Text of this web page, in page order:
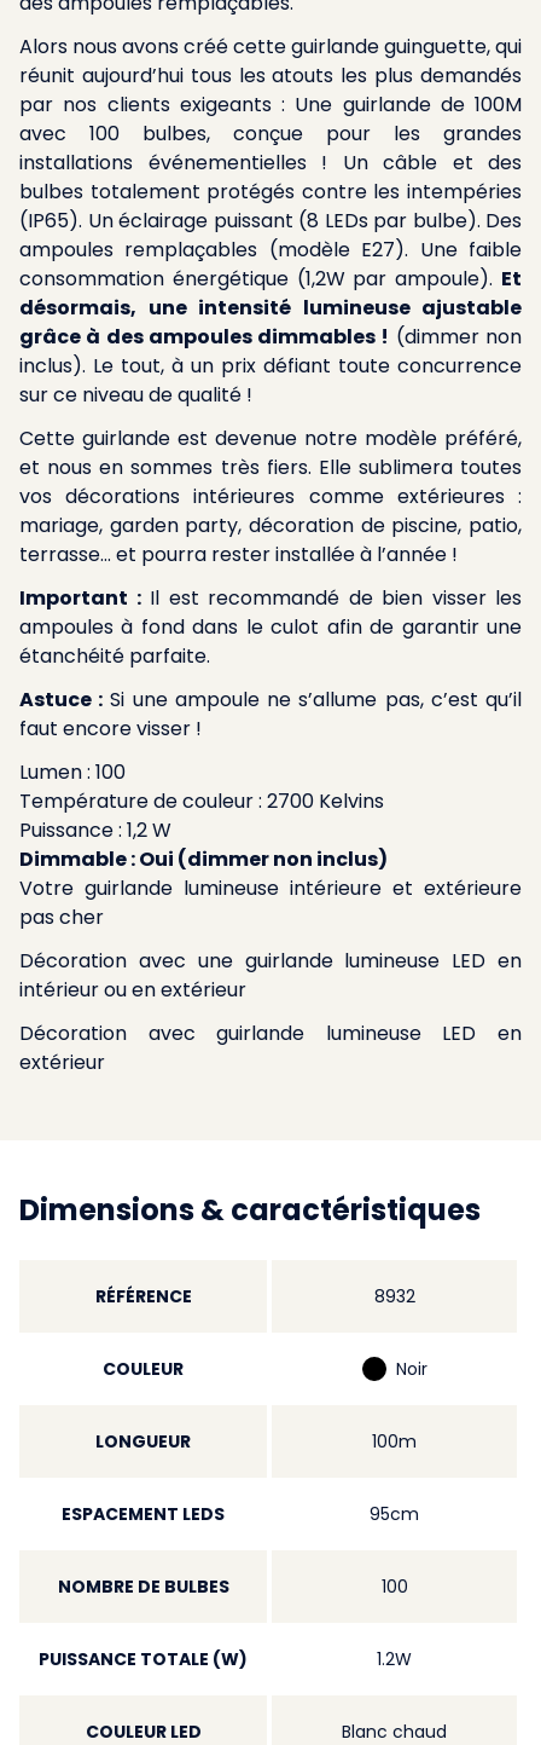
Alors nous avons créé cette guirlande guinguette, qui
réunit aujourd’hui tous les atouts les plus demandés
par nos clients exigeants : Une guirlande de 100M
avec 100 bulbes, conçue pour les grandes
installations événementielles ! Un câble et des
bulbes totalement protégés contre les intempéries
(IP65). Un éclairage puissant (8 LEDs par bulbe). Des
ampoules remplaçables (modèle E27). Une faible
consommation énergétique (1,2W par ampoule). Et
désormais, une intensité lumineuse ajustable
grâce à des ampoules dimmables ! (dimmer non
inclus). Le tout, à un prix défiant toute concurrence
sur ce niveau de qualité !
Cette guirlande est devenue notre modèle préféré,
et nous en sommes très fiers. Elle sublimera toutes
vos décorations intérieures comme extérieures :
mariage, garden party, décoration de piscine, patio,
terrasse… et pourra rester installée à l’année !
Important :Il est recommandé de bien visser les
ampoules à fond dans le culot afin de garantir une
étanchéité parfaite.
Astuce : Si une ampoule ne s’allume pas, c’est qu’il
faut encore visser !
Lumen : 100
Température de couleur : 2700 Kelvins
Puissance : 1,2 W
Dimmable : Oui (dimmer non inclus)
Votre guirlande lumineuse intérieure et extérieure
pas cher
Décoration avec une guirlande lumineuse LED en
intérieur ou en extérieur
Décoration avec guirlande lumineuse LED en
extérieur
Dimensions & caractéristiques
RÉFÉRENCE 8932
COULEUR Noir
LONGUEUR 100m
ESPACEMENT LEDS 95cm
NOMBRE DE BULBES 100
PUISSANCE TOTALE (W) 1.2W
COULEUR LED Blanc chaud